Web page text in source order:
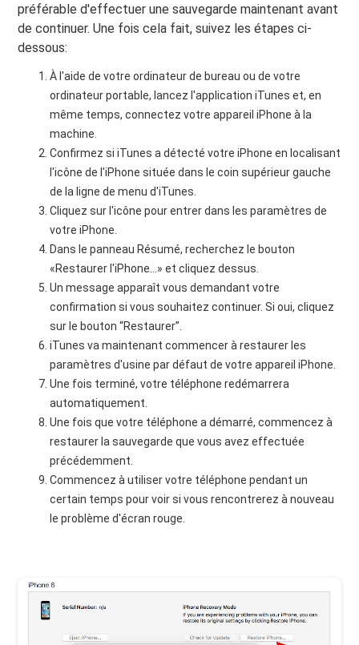
préférable d'effectuer une sauvegarde maintenant avant
de continuer. Une fois cela fait, suivez les étapes ci-
dessous:
À l'aide de votre ordinateur de bureau ou de votre
ordinateur portable, lancez l'application iTunes et, en
même temps, connectez votre appareil iPhone à la
machine.
Confirmez si iTunes a détecté votre iPhone en localisant
l'icône de l'iPhone située dans le coin supérieur gauche
de la ligne de menu d'iTunes.
Cliquez sur l'icône pour entrer dans les paramètres de
votre iPhone.
Dans le panneau Résumé, recherchez le bouton
«Restaurer l'iPhone…» et cliquez dessus.
Un message apparaît vous demandant votre
confirmation si vous souhaitez continuer. Si oui, cliquez
sur le bouton “Restaurer”.
iTunes va maintenant commencer à restaurer les
paramètres d'usine par défaut de votre appareil iPhone.
Une fois terminé, votre téléphone redémarrera
automatiquement.
Une fois que votre téléphone a démarré, commencez à
restaurer la sauvegarde que vous avez effectuée
précédemment.
Commencez à utiliser votre téléphone pendant un
certain temps pour voir si vous rencontrerez à nouveau
le problème d'écran rouge.